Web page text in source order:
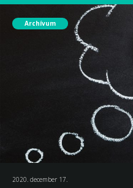
Archívum
2020. december 17.